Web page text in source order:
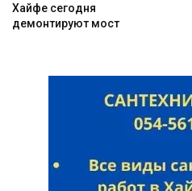
Хайфе сегодня
демонтируют мост